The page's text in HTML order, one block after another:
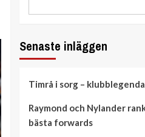
Senaste inläggen
Timrå i sorg –
Raymond och Nylander
bästa forwards